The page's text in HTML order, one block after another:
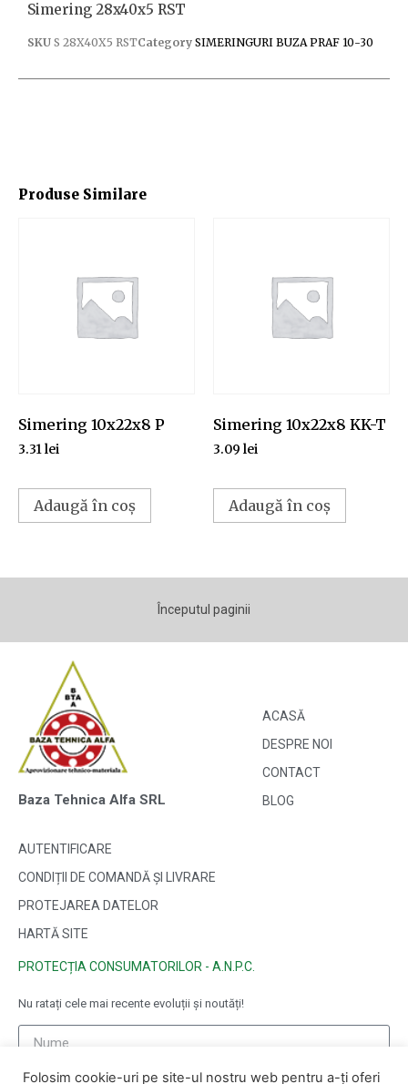
Produse Similare
Simering 10x22x8 P
3.31lei
Adaugă în coș
Simering 10x22x8 KK-T
3.09 lei
Adaugă în coș
Simering 28x40x5 RST
SKU S 28X40X5 RSTCategory SIMERINGURI BUZA PRAF 10-30
Începutul paginii
Baza Tehnica Alfa SRL
ACASĂ
DESPRE NOI
CONTACT
BLOG
AUTENTIFICARE
CONDIȚII DE COMANDĂ ȘI LIVRARE
PROTEJAREA DATELOR
HARTĂ SITE
PROTECȚIA CONSUMATORILOR - A.N.P.C.
Nu ratați cele mai recente evoluții și noutăți!
Folosim cookie-uri pe site-ul nostru web pentru a-ți oferi